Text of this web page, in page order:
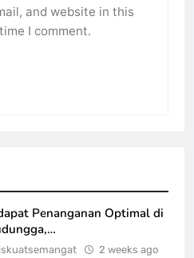
and website in this
I comment.
Penanganan Optimal di
2 weeks ago